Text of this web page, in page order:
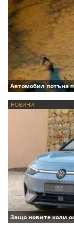
Автомобил потъна
НОВИНИ
Защо новите коли